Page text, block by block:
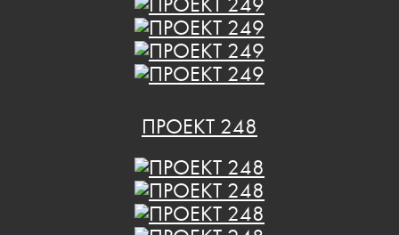
ПРОЕКТ 248